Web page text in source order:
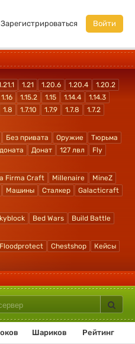
Зарегистрироваться Войти
1.21 1.20.6 1.20.4
1.20.2
1.16 1.15.2 1.15 1.14.4
1.14.3
1.8 1.7.10 1.7.9 1.7.8
1.7.2
Без привата Оружие
Тюрьма
Донат 127 лвл
Fly
Firma Craft Millenaire
MineZ
Машины Сталкер
Galacticraft
Bed Wars
Build Battle
Floodprotect Chestshop
Кейсы
Шариков Рейтинг